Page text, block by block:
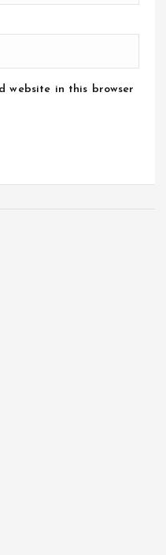
website in this browser